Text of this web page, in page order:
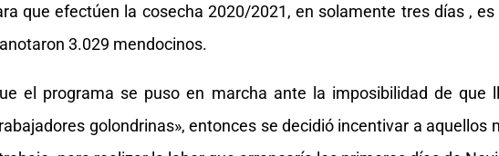
que efectúen la cosecha 2020/2021, en solamente tres días ,
3.029 mendocinos.
el programa se puso en marcha ante la imposibilidad de que
golondrinas», entonces se decidió incentivar a aquellos